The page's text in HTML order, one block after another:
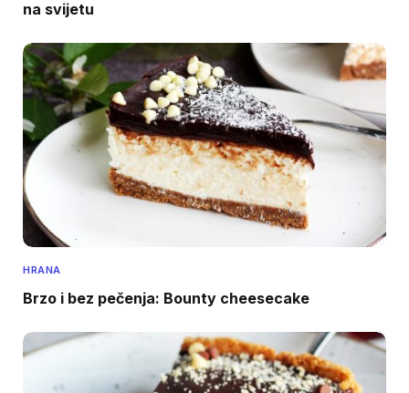
na svijetu
HRANA
Brzo i bez pečenja: Bounty cheesecake